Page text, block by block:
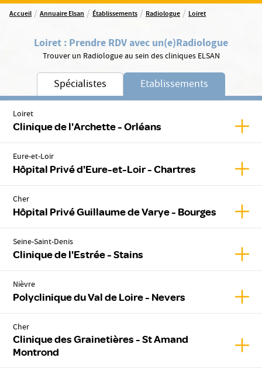
Accueil / Annuaire Elsan / Établissements / Radiologue / Loiret
Loiret : Prendre RDV avec un(e)Radiologue
Trouver un Radiologue au sein des cliniques ELSAN
Spécialistes Etablissements
Loiret
Clinique de l'Archette - Orléans
Eure-et-Loir
Hôpital Privé d'Eure-et-Loir - Chartres
Cher
Hôpital Privé Guillaume de Varye - Bourges
Seine-Saint-Denis
Clinique de l'Estrée - Stains
Nièvre
Polyclinique du Val de Loire - Nevers
Cher
Clinique des Grainetières - St Amand
Montrond